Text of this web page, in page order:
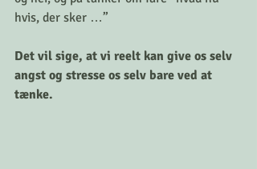
hvis, der sker …”
Det vil sige, at vi reelt kan give os selv
angst og stresse os selv bare ved at
tænke.